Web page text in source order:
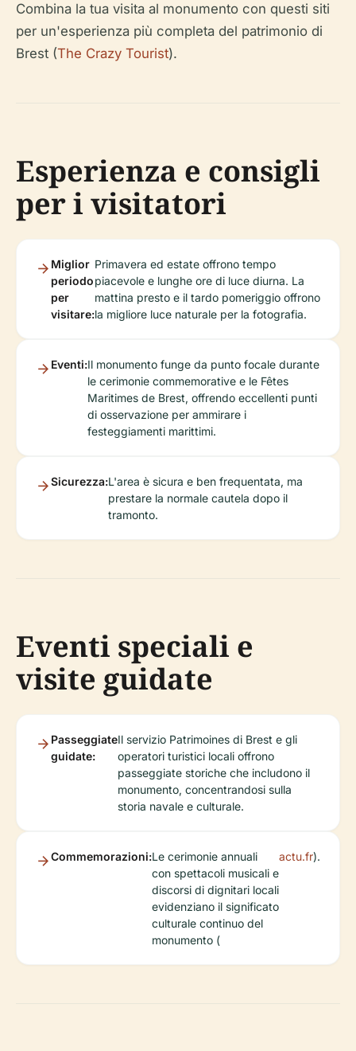
Combina la tua visita al monumento con questi siti
per un'esperienza più completa del patrimonio di
Brest (The Crazy Tourist).
Esperienza e consigli
per i visitatori
Miglior
periodo
per
visitare:
Primavera ed estate offrono tempo
piacevole e lunghe ore di luce diurna. La
mattina presto e il tardo pomeriggio offrono
la migliore luce naturale per la fotografia.
Eventi:Il monumento funge da punto focale durante
le cerimonie commemorative e le Fêtes
Maritimes de Brest, offrendo eccellenti punti
di osservazione per ammirare i
festeggiamenti marittimi.
Sicurezza:L'area è sicura e ben frequentata, ma
prestare la normale cautela dopo il
tramonto.
Eventi speciali e
visite guidate
Passeggiate
guidate:
Il servizio Patrimoines di Brest e gli
operatori turistici locali offrono
passeggiate storiche che includono il
monumento, concentrandosi sulla
storia navale e culturale.
Commemorazioni:Le cerimonie annuali
con spettacoli musicali e
discorsi di dignitari locali
evidenziano il significato
culturale continuo del
monumento (
actu.fr).